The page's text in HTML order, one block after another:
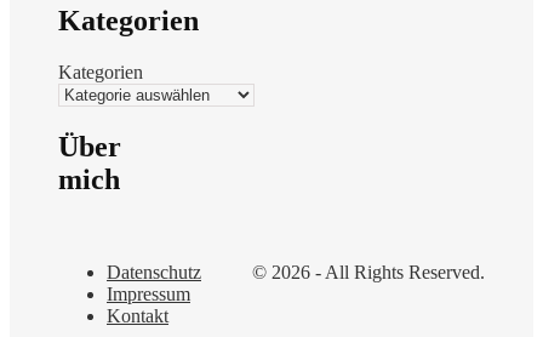
Kategorien
Kategorien
Über
mich
© 2026 - All Rights Reserved.
Datenschutz
Impressum
Kontakt